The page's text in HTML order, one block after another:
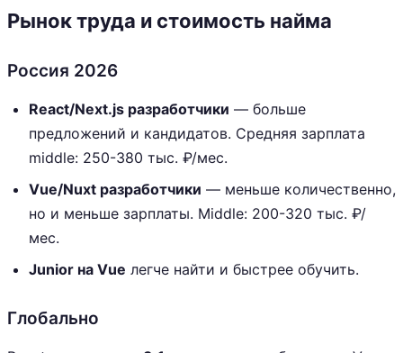
Рынок труда и стоимость найма
Россия 2026
React/Next.js разработчики — больше
предложений и кандидатов. Средняя зарплата
middle: 250-380 тыс. ₽/мес.
Vue/Nuxt разработчики — меньше количественно,
но и меньше зарплаты. Middle: 200-320 тыс. ₽/
мес.
Junior на Vue легче найти и быстрее обучить.
Глобально